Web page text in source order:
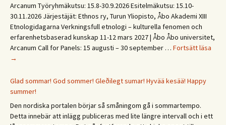
Arcanum Työryhmäkutsu: 15.8-30.9.2026 Esitelmäkutsu: 15.10-
30.11.2026 Järjestäjät: Ethnos ry, Turun Yliopisto, Åbo Akademi XIII
Etnologidagarna Verkningsfull etnologi – kulturella fenomen och
erfarenhetsbaserad kunskap 11-12 mars 2027 | Åbo Åbo universitet,
Arcanum Call for Panels: 15 augusti – 30 september … Fortsätt läsa
/
→
Glad sommar! God sommer! Gleðilegt sumar! Hyvää kesää! Happy
summer!
Den nordiska portalen börjar så småningom gå i sommartempo.
Detta innebär att inlägg publiceras med lite längre intervall och i ett